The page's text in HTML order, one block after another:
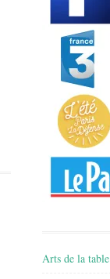
Arts de la table